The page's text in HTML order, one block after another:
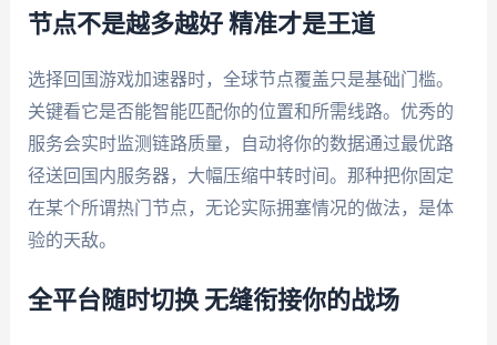
节点不是越多越好 精准才是王道
选择回国游戏加速器时，全球节点覆盖只是基础门槛。
关键看它是否能智能匹配你的位置和所需线路。优秀的
服务会实时监测链路质量，自动将你的数据通过最优路
径送回国内服务器，大幅压缩中转时间。那种把你固定
在某个所谓热门节点，无论实际拥塞情况的做法，是体
验的天敌。
全平台随时切换 无缝衔接你的战场